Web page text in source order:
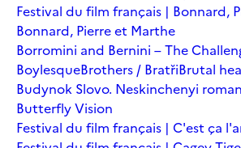
Festival du film français | Bonnard,
Bonnard, Pierre et Marthe
Borromini and Bernini – The
BoylesqueBrothers / BratřiBrutal
Budynok Slovo. Neskinchenyi roman
Butterfly Vision
Festival du film français | C'est ça